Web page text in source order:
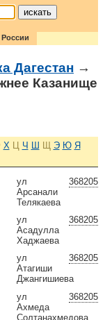
Дагестан →
Казанище
Х Ц Ч Ш Щ Э Ю Я
368205
ул
Арсанали
Телякаева
368205
ул
Асадулла
Хаджаева
368205
ул
Атагиши
Джангишиева
368205
ул
Ахмеда
Солтанахмедова